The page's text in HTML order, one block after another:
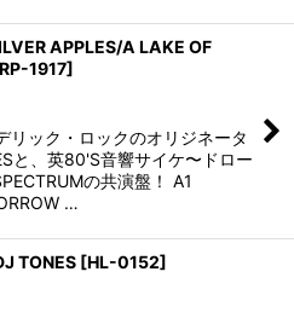
APPLES/A LAKE OF
1917]
リック・ロックのオリジネータ
と、英80'S音響サイケ〜ドロー
の共演盤！ A1
…
TONES [HL-0152]